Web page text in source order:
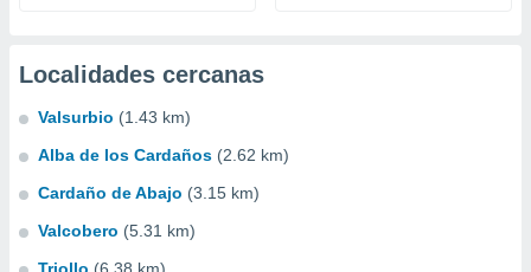
Localidades cercanas
Valsurbio (1.43 km)
Alba de los Cardaños (2.62 km)
Cardaño de Abajo (3.15 km)
Valcobero (5.31 km)